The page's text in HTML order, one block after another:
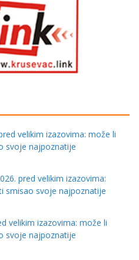
velikim izazovima: može li
svoje najpoznatije
pred velikim izazovima:
smisao svoje najpoznatije
velikim izazovima: može li
svoje najpoznatije